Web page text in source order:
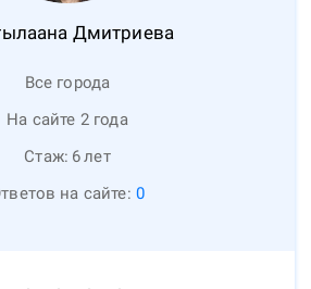
Дмитриева
Все города
На сайте 2 года
Стаж: 6лет
на сайте: 0